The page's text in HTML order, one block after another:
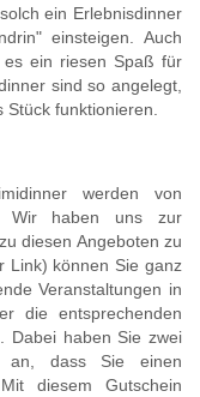
ein Erlebnisdinner
einsteigen. Auch
ein riesen Spaß für
sind so angelegt,
funktionieren.
werden von
Wir haben uns zur
diesen Angeboten zu
Link) können Sie ganz
Veranstaltungen in
die entsprechenden
Dabei haben Sie zwei
an, dass Sie einen
diesem Gutschein